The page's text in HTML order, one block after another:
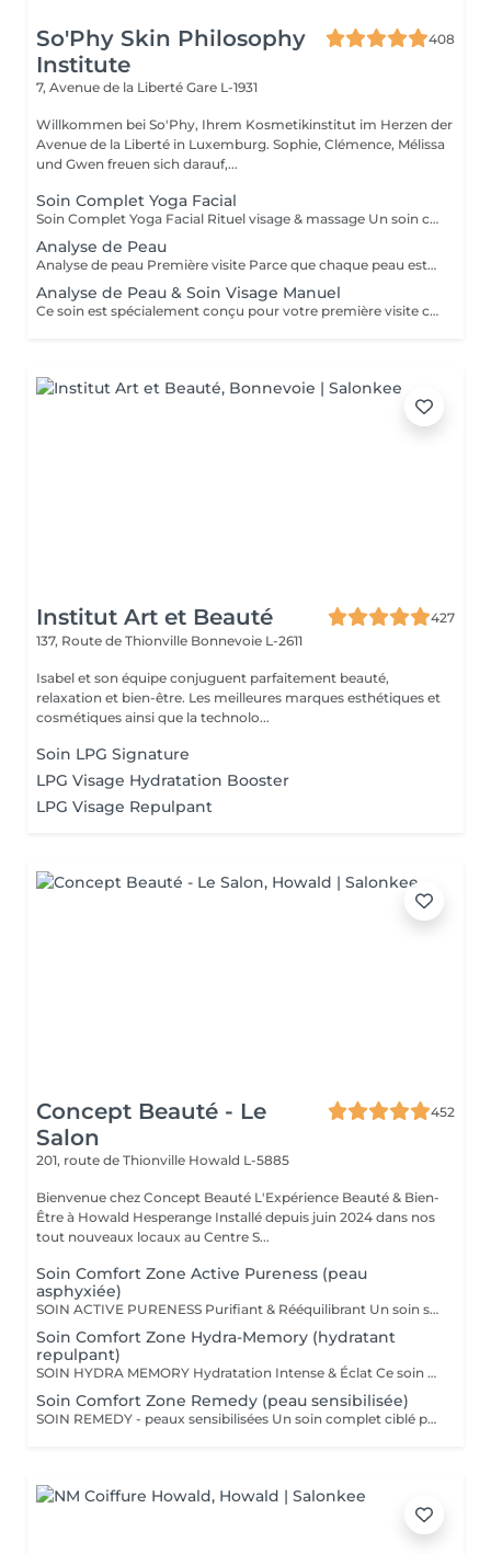
So'Phy Skin Philosophy
Institute
408
7, Avenue de la Liberté Gare L-1931
Willkommen bei So'Phy, Ihrem Kosmetikinstitut im Herzen der
Avenue de la Liberté in Luxemburg. Sophie, Clémence, Mélissa
und Gwen freuen sich darauf,...
Soin Complet Yoga Facial
Soin Complet Yoga Facial Rituel visage & massage Un soin complet qui associe les étapes essentielles d'un soin du visage à la puissance du Massage Yoga Facial. Après un nettoyage en profondeur, une exfoliation et un travail ciblé de la peau, le massage vient stimuler les muscles, relancer les circulations et relâcher les tensions du visage. Ce rituel se poursuit par l'application de soins adaptés afin d'hydrater, rééquilibrer et révéler l'éclat naturel de votre peau. Le visage paraît plus lisse, plus lumineux et naturellement redessiné. Un soin idéal pour celles et ceux qui souhaitent allier efficacité, relaxation et résultats visibles. Comme chaque soin chez So'Phy, le protocole est adapté en fonction des besoins de votre peau.
Analyse de Peau
Analyse de peau Première visite Parce que chaque peau est unique, toute première visite commence par une analyse approfondie. Ce diagnostic permet de comprendre l'état de votre peau, ses besoins réels et les déséquilibres éventuels, afin d'adapter votre soin de manière précise et personnalisée. À l'aide d'un appareil de diagnostic et de l'expertise de votre Skin Coach, nous prenons le temps d'observer, d'échanger et de vous guider vers les solutions les plus adaptées. Ce premier rendez-vous est une étape essentielle pour vous offrir des soins réellement efficaces et des résultats durables.
Analyse de Peau & Soin Visage Manuel
Ce soin est spécialement conçu pour votre première visite chez So’Phy. Il débute par une analyse approfondie de votre peau afin de comprendre ses besoins réels et d’identifier les déséquilibres éventuels. Le soin du visage est ensuite entièrement personnalisé et réalisé exclusivement avec des techniques manuelles, adaptées à votre peau et aux résultats souhaités. Chaque étape est pensée pour rééquilibrer la peau, relancer les fonctions naturelles et offrir un moment de détente profonde. Ce premier rendez-vous vous permet de bénéficier d’un soin ciblé, de conseils personnalisés et d’une prise en charge complète.
Institut Art et Beauté
427
137, Route de Thionville Bonnevoie L-2611
Isabel et son équipe conjuguent parfaitement beauté,
relaxation et bien-être. Les meilleures marques esthétiques et
cosmétiques ainsi que la technolo...
Soin LPG Signature
LPG Visage Hydratation Booster
LPG Visage Repulpant
Concept Beauté - Le
Salon
452
201, route de Thionville Howald L-5885
Bienvenue chez Concept Beauté L'Expérience Beauté & Bien-
Être à Howald Hesperange Installé depuis juin 2024 dans nos
tout nouveaux locaux au Centre S...
Soin Comfort Zone Active Pureness (peau
asphyxiée)
SOIN ACTIVE PURENESS Purifiant & Rééquilibrant Un soin spécifique profond qui désincruste et libère la peau de toutes ses impuretés. Grâce à l'action combinée des exfoliants et des extraits naturels purifiants, il aide à désobstruer les pores, réduire l'excès de sébum et retrouver un teint plus net et équilibré. Idéal pour retrouver une peau fraîche et matifiée, tout en douceur. SOINS DU VISAGE COMFORT ZONE Nos soins du visage utilisent les produits de la marque Comfort Zone, une référence en cosmétique professionnelle alliant science, nature et innovation. Formulés avec des ingrédients d'origine naturelle, sans silicones, parabènes ni huiles minérales, ces soins sont conçus pour respecter l'équilibre de la peau tout en offrant des résultats visibles et durables. Chaque soin est un véritable rituel de bien-être et d'efficacité, adapté aux besoins spécifiques de votre peau.
Soin Comfort Zone Hydra-Memory (hydratant
repulpant)
SOIN HYDRA MEMORY Hydratation Intense & Éclat Ce soin booste l'hydratation et recharge la peau en eau grâce à l'acide hyaluronique et aux extraits naturels hydratants. Sa texture fraîche et ultra-sensorielle désaltère immédiatement la peau et lui redonne souplesse, douceur et éclat. Parfait pour les peaux déshydratées ou fatiguées, en quête de confort et de fraîcheur. SOINS DU VISAGE COMFORT ZONE Nos soins du visage utilisent les produits de la marque Comfort Zone, une référence en cosmétique professionnelle alliant science, nature et innovation. Formulés avec des ingrédients d'origine naturelle, sans silicones, parabènes ni huiles minérales, ces soins sont conçus pour respecter l'équilibre de la peau tout en offrant des résultats visibles et durables. Chaque soin est un véritable rituel de bien-être et d'efficacité, adapté aux besoins spécifiques de votre peau.
Soin Comfort Zone Remedy (peau sensibilisée)
SOIN REMEDY - peaux sensibilisées Un soin complet ciblé pour tous les âges et tous les types de peau. Le point commun ? Une peau sensibilisée, fragilisée et inconfortable. Apaiser, calmer et soulager la peau des inflammations, tel est l'objectif de ce soin qui renforce la barrière protectrice de la peau pour lui apporter sérénité et confort. SOINS DU VISAGE COMFORT ZONE Nos soins du visage utilisent les produits de la marque Comfort Zone, une référence en cosmétique professionnelle alliant science, nature et innovation. Formulés avec des ingrédients d'origine naturelle, sans silicones, parabènes ni huiles minérales, ces soins sont conçus pour respecter l'équilibre de la peau tout en offrant des résultats visibles et durables. Chaque soin est un véritable rituel de bien-être et d'efficacité, adapté aux besoins spécifiques de votre peau.